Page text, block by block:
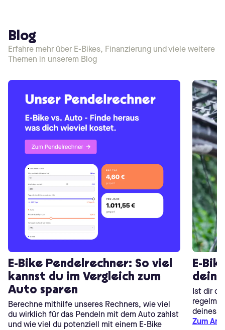
Blog
Erfahre mehr über E-Bikes, Finanzierung und viele weitere
Themen in unserem Blog
E-Bike Pendelrechner: So viel
kannst du im Vergleich zum
Auto sparen
Berechne mithilfe unseres Rechners, wie viel
du wirklich für das Pendeln mit dem Auto zahlst
und wie viel du potenziell mit einem E-Bike
E-
dein
Ist dir
deines
Zum